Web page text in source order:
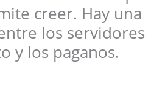
creer. Hay una
los servidores
y los paganos.